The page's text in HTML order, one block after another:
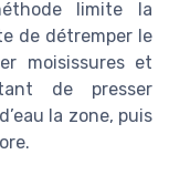
limite la
de détremper le
moisissures et
de presser
la zone, puis